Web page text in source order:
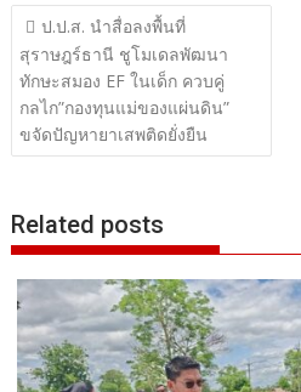
แนะแนว
เรื่อง
ป.ป.ส. นำสื่อลงพื้นที่
สุราษฎร์ธานี ชูโมเดลพัฒนา
ทักษะสมอง EF ในเด็ก ควบคู่
กลไก”กองทุนแม่ของแผ่นดิน”
ขจัดปัญหายาเสพติดยั่งยืน
Related posts